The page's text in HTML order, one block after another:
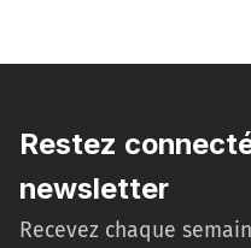
Restez
newsletter
Recevez chaque